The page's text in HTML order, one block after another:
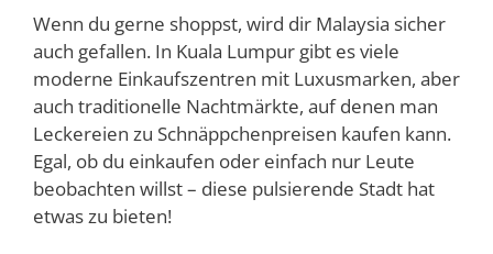
Wenn du gerne shoppst, wird dir Malaysia sicher
auch gefallen. In Kuala Lumpur gibt es viele
moderne Einkaufszentren mit Luxusmarken, aber
auch traditionelle Nachtmärkte, auf denen man
Leckereien zu Schnäppchenpreisen kaufen kann.
Egal, ob du einkaufen oder einfach nur Leute
beobachten willst – diese pulsierende Stadt hat
etwas zu bieten!